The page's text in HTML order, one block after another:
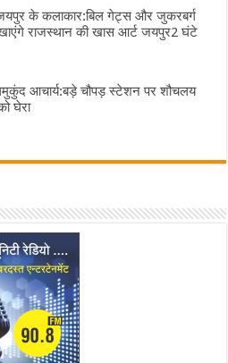
जयपुर के कलाकार:बिल गेट्स और जुकरबर्ग
राजस्थान की खास आर्ट जयपुर2 घंटे
आचार्य:बड़े चौपड़ स्टेशन पर शौचलय
घेरा